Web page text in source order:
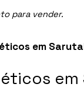
para vender.
em
em